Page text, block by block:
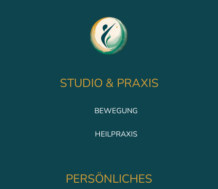
STUDIO & PRAXIS
BEWEGUNG
HEILPRAXIS
PERSÖNLICHES